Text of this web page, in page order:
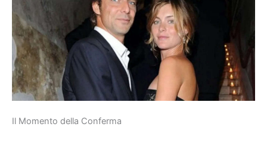
Il Momento della Conferma